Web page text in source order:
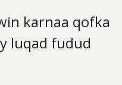
karnaa qofka
luqad fudud